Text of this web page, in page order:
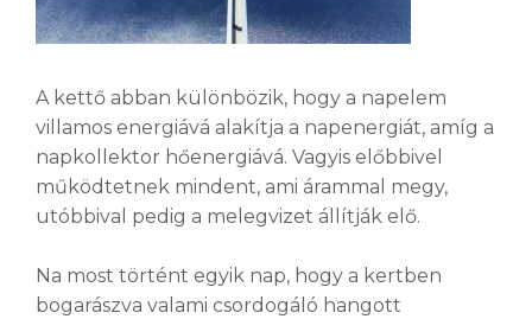
A kettő abban különbözik, hogy a napelem
villamos energiává alakítja a napenergiát, amíg a
napkollektor hőenergiává. Vagyis előbbivel
működtetnek mindent, ami árammal megy,
utóbbival pedig a melegvizet állítják elő.
Na most történt egyik nap, hogy a kertben
bogarászva valami csordogáló hangott